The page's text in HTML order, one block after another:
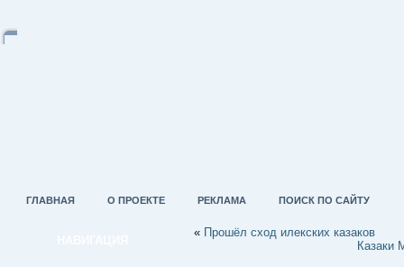
ГЛАВНАЯ О ПРОЕКТЕ РЕКЛАМА ПОИСК ПО САЙТУ
« Прошёл сход илекских казаков
Казаки